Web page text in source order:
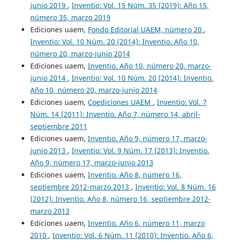
junio 2019 , Inventio: Vol. 15 Núm. 35 (2019): Año 15,
número 35, marzo 2019
Ediciones uaem, Fondo Editorial UAEM, número 20 ,
Inventio: Vol. 10 Núm. 20 (2014): Inventio. Año 10,
número 20, marzo-junio 2014
Ediciones uaem, Inventio. Año 10, número 20, marzo-
junio 2014 , Inventio: Vol. 10 Núm. 20 (2014): Inventio.
Año 10, número 20, marzo-junio 2014
Ediciones uaem, Coediciones UAEM , Inventio: Vol. 7
Núm. 14 (2011): Inventio. Año 7, número 14, abril-
septiembre 2011
Ediciones uaem, Inventio. Año 9, número 17, marzo-
junio 2013 , Inventio: Vol. 9 Núm. 17 (2013): Inventio.
Año 9, número 17, marzo-junio 2013
Ediciones uaem, Inventio. Año 8, número 16,
septiembre 2012-marzo 2013 , Inventio: Vol. 8 Núm. 16
(2012): Inventio. Año 8, número 16, septiembre 2012-
marzo 2013
Ediciones uaem, Inventio. Año 6, número 11, marzo
2010 , Inventio: Vol. 6 Núm. 11 (2010): Inventio. Año 6,